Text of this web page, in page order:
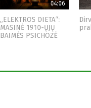
04:06
„ELEKTROS DIETA“:
MASINĖ 1910-ŲJŲ
BAIMĖS PSICHOZĖ